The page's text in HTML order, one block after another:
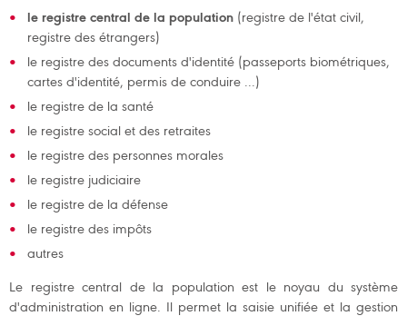
le registre central de la population (registre de l'état civil,
registre des étrangers)
le registre des documents d'identité (passeports biométriques,
cartes d'identité, permis de conduire ...)
le registre de la santé
le registre social et des retraites
le registre des personnes morales
le registre judiciaire
le registre de la défense
le registre des impôts
autres
Le registre central de la population est le noyau du système
d'administration en ligne. Il permet la saisie unifiée et la gestion